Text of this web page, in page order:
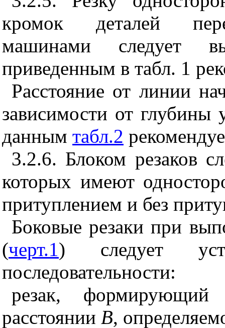
кромок деталей
машинами следует
приведенным в табл. 1
Расстояние от линии
зависимости от глубины
данным табл.2
3.2.6. Блоком резаков
которых имеют
притуплением и без
Боковые резаки при
(черт.1) следует
последовательности:
резак,
расстоянии В,